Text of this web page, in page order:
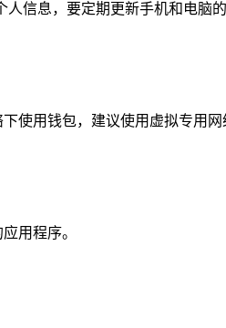
信息，要定期更新手机和电脑
使用钱包，建议使用虚拟专用
用程序。